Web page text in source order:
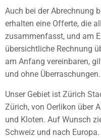
Auch bei der Abrechnung
erhalten eine Offerte, die
zusammenfasst, und am
übersichtliche Rechnung
am Anfang vereinbaren,
und ohne Überraschungen.
Unser Gebiet ist Zürich
Zürich, von Oerlikon über
und Kloten. Auf Wunsch
Schweiz und nach